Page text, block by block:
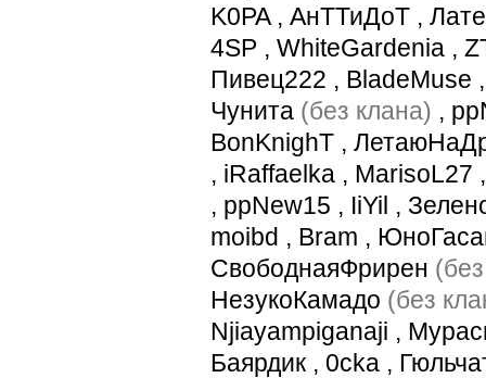
K0PA, АнТТиДоТ ,
4SP , WhiteGardenia ,
Пивец222 , BladeMuse
Чунита (без клана) ,
BonKnighT ,
, iRaffaelka , MarisoL27
, ppNew15 , IiYil ,
moibd , Bram ,
СвободнаяФрирен
НезукоКамадо (без
Njiayampiganaji ,
Баярдик , 0cka ,